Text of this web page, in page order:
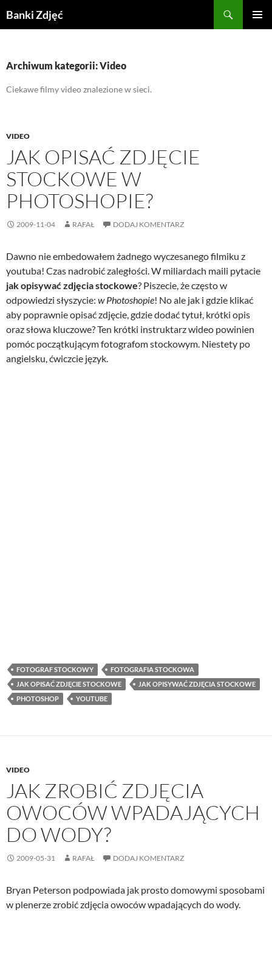
doBanki Zdjęć
Archiwum kategorii: Video
Ciekawe filmy video znalezione w sieci.
VIDEO
JAK OPISAĆ ZDJĘCIE
STOCKOWE W
PHOTOSHOPIE?
2009-11-04 RAFAŁ DODAJ KOMENTARZ
Dawno nie embedowałem żadnego wyczesanego filmiku z
youtuba! Czas nadrobić zaległości. W miliardach maili pytacie
jak opisywać zdjęcia stockowe? Piszecie, że często w
odpowiedzi słyszycie: w Photoshopie! No ale jak i gdzie klikać
aby poprawnie opisać zdjęcie, gdzie dodać tytuł, krótki opis
oraz słowa kluczowe? Ten krótki instruktarz wideo powinien
pomóc początkującym fotografom stockowym. Niestety po
angielsku, ćwiczcie język.
FOTOGRAF STOCKOWY
FOTOGRAFIA STOCKOWA
JAK OPISAĆ ZDJĘCIE STOCKOWE
JAK OPISYWAĆ ZDJĘCIA STOCKOWE
PHOTOSHOP
YOUTUBE
VIDEO
JAK ZROBIĆ ZDJĘCIA
OWOCÓW WPADAJĄCYCH
DO WODY?
2009-05-31 RAFAŁ DODAJ KOMENTARZ
Bryan Peterson podpowiada jak prosto domowymi sposobami
w plenerze zrobić zdjęcia owoców wpadających do wody.